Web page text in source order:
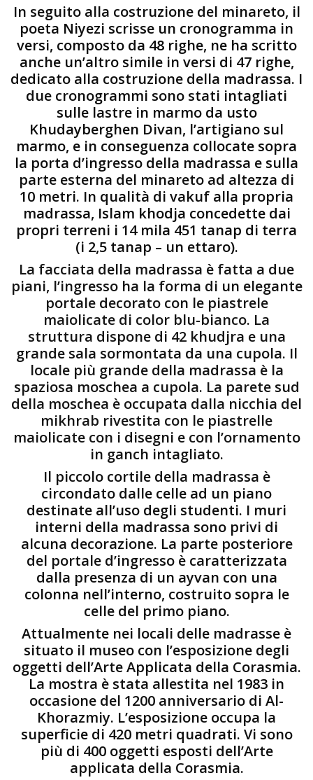
In seguito alla costruzione del minareto, il
poeta Niyezi scrisse un cronogramma in
versi, composto da 48 righe, ne ha scritto
anche un’altro simile in versi di 47 righe,
dedicato alla costruzione della madrassa. I
due cronogrammi sono stati intagliati
sulle lastre in marmo da usto
Khudayberghen Divan, l’artigiano sul
marmo, e in conseguenza collocate sopra
la porta d’ingresso della madrassa e sulla
parte esterna del minareto ad altezza di
10 metri. In qualità di vakuf alla propria
madrassa, Islam khodja concedette dai
propri terreni i 14 mila 451 tanap di terra
(i 2,5 tanap – un ettaro).
La facciata della madrassa è fatta a due
piani, l’ingresso ha la forma di un elegante
portale decorato con le piastrele
maiolicate di color blu-bianco. La
struttura dispone di 42 khudjra e una
grande sala sormontata da una cupola. Il
locale più grande della madrassa è la
spaziosa moschea a cupola. La parete sud
della moschea è occupata dalla nicchia del
mikhrab rivestita con le piastrelle
maiolicate con i disegni e con l’ornamento
in ganch intagliato.
Il piccolo cortile della madrassa è
circondato dalle celle ad un piano
destinate all’uso degli studenti. I muri
interni della madrassa sono privi di
alcuna decorazione. La parte posteriore
del portale d’ingresso è caratterizzata
dalla presenza di un ayvan con una
colonna nell’interno, costruito sopra le
celle del primo piano.
Attualmente nei locali delle madrasse è
situato il museo con l’esposizione degli
oggetti dell’Arte Applicata della Corasmia.
La mostra è stata allestita nel 1983 in
occasione del 1200 anniversario di Al-
Khorazmiy. L’esposizione occupa la
superficie di 420 metri quadrati. Vi sono
più di 400 oggetti esposti dell’Arte
applicata della Corasmia.